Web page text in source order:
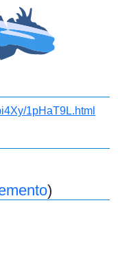
1pHaT9L.html
)